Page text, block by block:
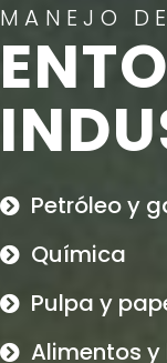
MANEJO
Petróleo y
Química
Pulpa y
Alimentos